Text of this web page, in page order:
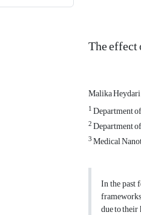
The
Malika
1Department
2Department
3Medical
In the past
due to